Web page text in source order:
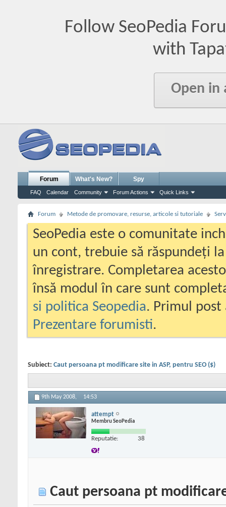
Follow SeoPedia
with
Open in
Forum
FAQ Calendar Community Forum Actions Quick Links
What's New? Spy
Forum Metode de promovare, resurse, articole si tutoriale
SeoPedia este o comunitate
un cont, trebuie să răspundeți
înregistrare. Completarea
însă modul în care sunt
si politica Seopedia. Primul
Prezentare forumisti.
Subiect: Caut persoana pt modificare site in ASP, pentru SEO ($)
9th May 2008, 14:53
attempt
Membru SeoPedia
Reputatie: 38
Caut persoana pt